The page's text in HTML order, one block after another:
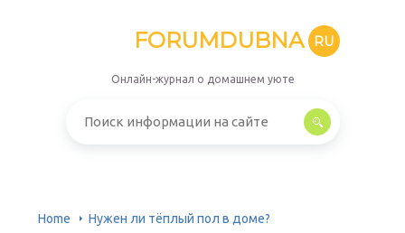
FORUMDUBNA RU
Онлайн-журнал о домашнем уюте
Home Нужен ли тёплый пол в доме?